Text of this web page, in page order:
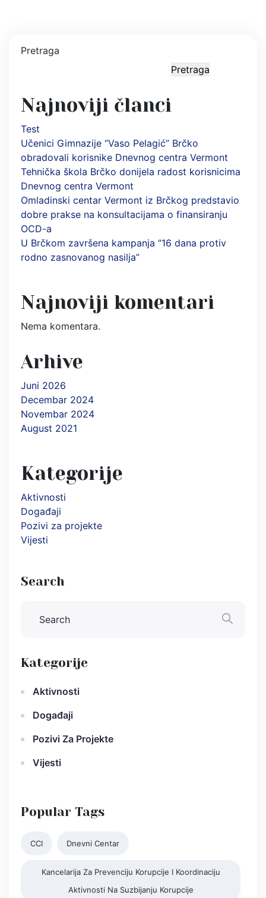
Pretraga
Pretraga
Najnoviji članci
Test
Učenici Gimnazije “Vaso Pelagić” Brčko
obradovali korisnike Dnevnog centra Vermont
Tehnička škola Brčko donijela radost korisnicima
Dnevnog centra Vermont
Omladinski centar Vermont iz Brčkog predstavio
dobre prakse na konsultacijama o finansiranju
OCD-a
U Brčkom završena kampanja “16 dana protiv
rodno zasnovanog nasilja”
Najnoviji komentari
Nema komentara.
Arhive
Juni 2026
Decembar 2024
Novembar 2024
August 2021
Kategorije
Aktivnosti
Događaji
Pozivi za projekte
Vijesti
Search
Kategorije
Aktivnosti
Događaji
Pozivi Za Projekte
Vijesti
Popular Tags
CCI Dnevni Centar
Kancelarija Za Prevenciju Korupcije I Koordinaciju
Aktivnosti Na Suzbijanju Korupcije